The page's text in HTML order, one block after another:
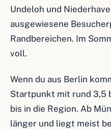
Undeloh und
ausgewiesene
Randbereichen. Im
voll.
Wenn du aus Berlin
Startpunkt mit rund 3,5
bis in die Region. Ab
länger und liegt meist